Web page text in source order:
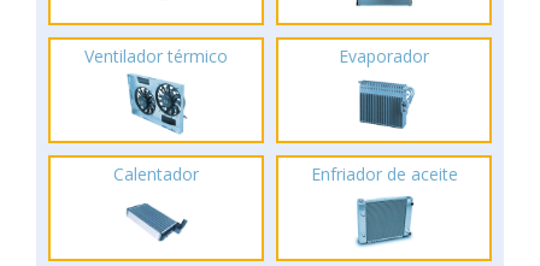
Ventilador térmico Evaporador
Calentador Enfriador de aceite